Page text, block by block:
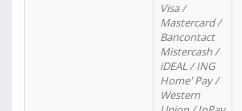
Visa /
Mastercard /
Bancontact
Mistercash /
iDEAL / ING
Home' Pay /
Western